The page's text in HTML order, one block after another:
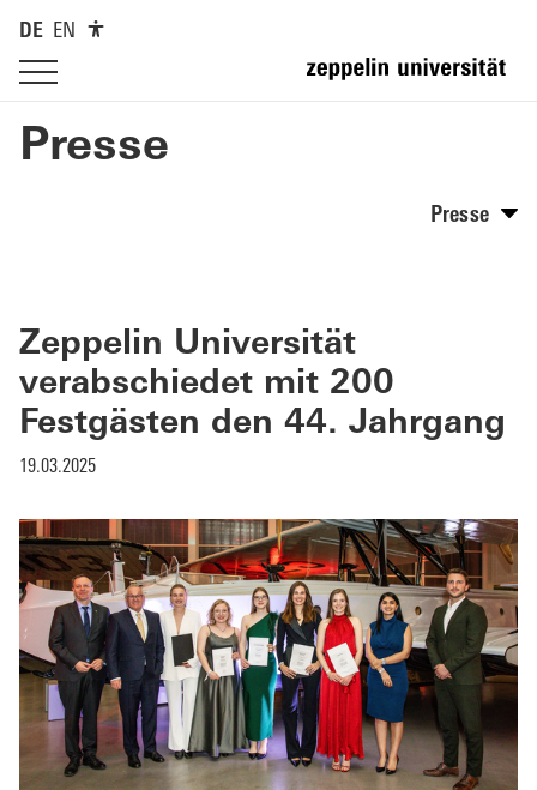
DE EN
Presse
Presse
Zeppelin Universität
verabschiedet mit 200
Festgästen den 44. Jahrgang
19.03.2025